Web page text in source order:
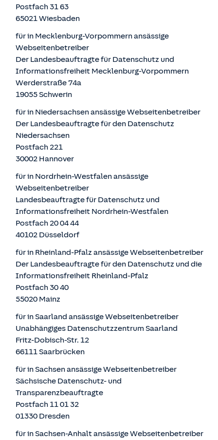
Postfach 31 63
65021 Wiesbaden
für in Mecklenburg-Vorpommern ansässige
Webseitenbetreiber
Der Landesbeauftragte für Datenschutz und
Informationsfreiheit Mecklenburg-Vorpommern
Werderstraße 74a
19055 Schwerin
für in Niedersachsen ansässige Webseitenbetreiber
Der Landesbeauftragte für den Datenschutz
Niedersachsen
Postfach 221
30002 Hannover
für in Nordrhein-Westfalen ansässige
Webseitenbetreiber
Landesbeauftragte für Datenschutz und
Informationsfreiheit Nordrhein-Westfalen
Postfach 20 04 44
40102 Düsseldorf
für in Rheinland-Pfalz ansässige Webseitenbetreiber
Der Landesbeauftragte für den Datenschutz und die
Informationsfreiheit Rheinland-Pfalz
Postfach 30 40
55020 Mainz
für in Saarland ansässige Webseitenbetreiber
Unabhängiges Datenschutzzentrum Saarland
Fritz-Dobisch-Str. 12
66111 Saarbrücken
für in Sachsen ansässige Webseitenbetreiber
Sächsische Datenschutz- und
Transparenzbeauftragte
Postfach 11 01 32
01330 Dresden
für in Sachsen-Anhalt ansässige Webseitenbetreiber